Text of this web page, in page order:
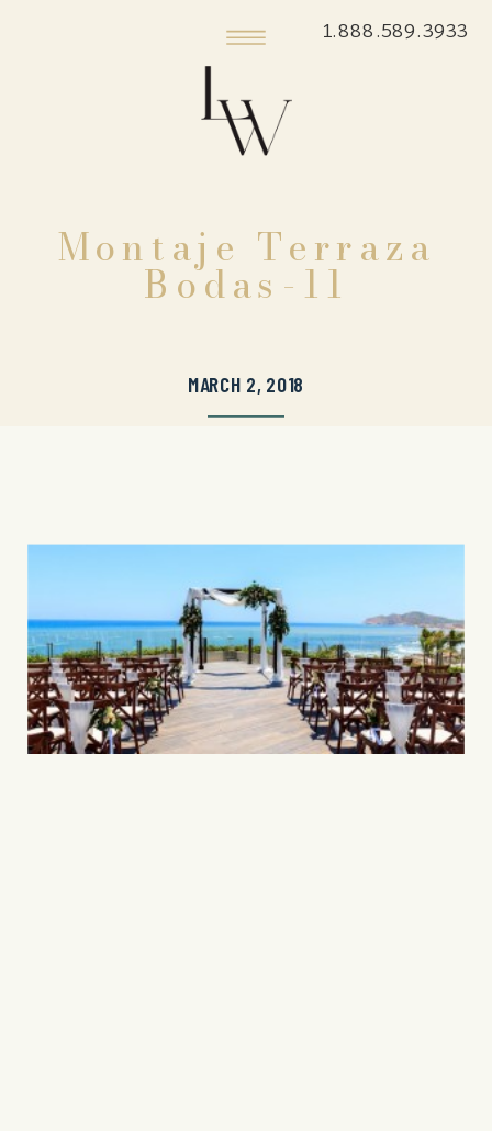
1.888.589.3933
Montaje Terraza
Bodas-11
MARCH 2, 2018